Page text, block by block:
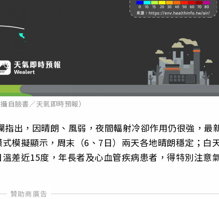
自臉書／天氣即時預報）
出，因晴朗、風弱，夜間輻射冷卻作用仍很強，最
模擬顯示，周末（6、7日）兩天各地晴朗穩定；白
差近15度，年長者及心血管疾病患者，得特別注意